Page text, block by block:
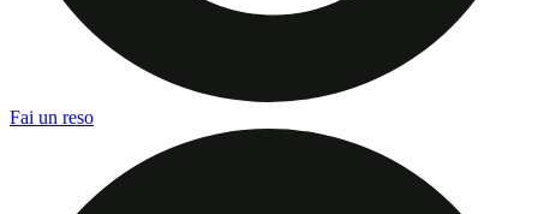
Fai un reso